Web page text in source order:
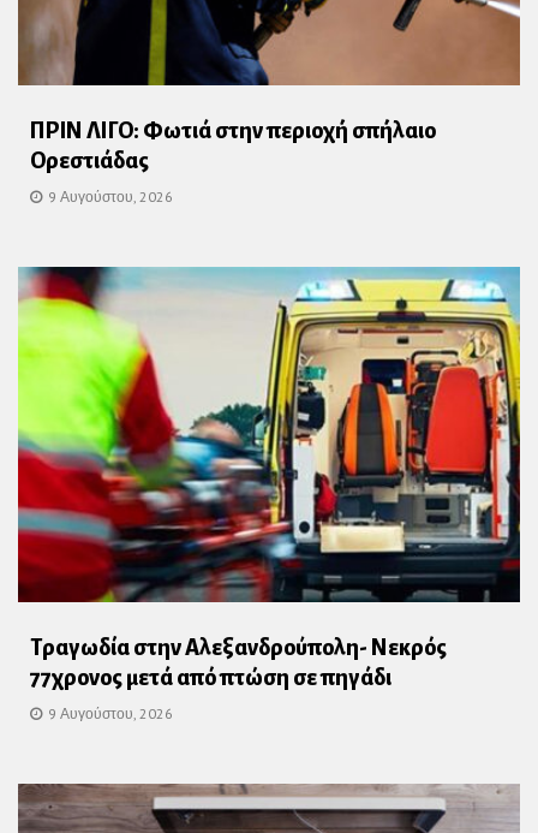
ΠΡΙΝ ΛΙΓΟ: Φωτιά στην περιοχή σπήλαιο
Ορεστιάδας
9 Αυγούστου, 2026
Τραγωδία στην Αλεξανδρούπολη- Νεκρός
77χρονος μετά από πτώση σε πηγάδι
9 Αυγούστου, 2026